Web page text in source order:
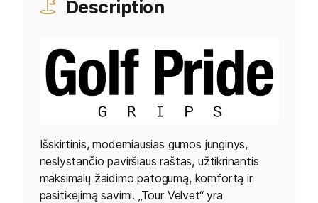
Description
Išskirtinis, moderniausias gumos junginys,
neslystančio paviršiaus raštas, užtikrinantis
maksimalų žaidimo patogumą, komfortą ir
pasitikėjimą savimi. „Tour Velvet“ yra